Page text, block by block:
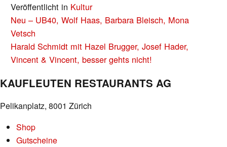
Veröffentlicht in Kultur
BEITRAGS-
NAVIGATION
Neu – UB40, Wolf Haas, Barbara Bleisch, Mona
Vetsch
Harald Schmidt mit Hazel Brugger, Josef Hader,
Vincent & Vincent, besser gehts nicht!
KAUFLEUTEN RESTAURANTS AG
Pelikanplatz, 8001 Zürich
Shop
Gutscheine